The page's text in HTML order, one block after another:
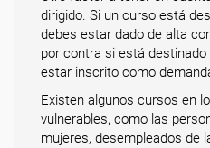
dirigido. Si un curso está
debes estar dado de alta
por contra si está
estar inscrito como
Existen algunos cursos en
vulnerables, como las
mujeres, desempleados de